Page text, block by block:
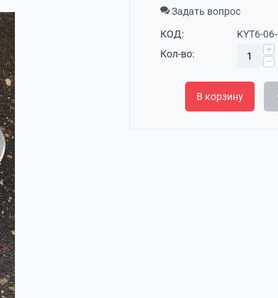
Задать вопрос
КОД:
KYT6-
Кол-во:
+
−
В корзину